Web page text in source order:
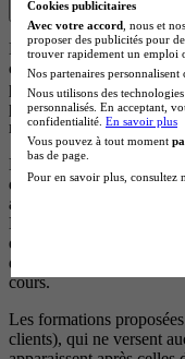
Les résultats affichés
correspondant à votre
proviennent d’écoles
pour chaque demande
maintenir un service
Les offres de formation
d’abord classées selon
afin de vous proposer les
En cas de pertinence
en fonction d’un scoring
disposent d’éléments de
cours.
Les formations
clients), qui ne versent
Cookies publicitaires
Avec votre accord , nous et
proposer des publicités pour
trouver rapidement un emploi
Nos partenaires
Nous utilisons des
personnalisés. En acceptant,
confidentialité. En savoir plus
Vous pouvez à tout moment
bas de page.
Pour en savoir plus, consultez